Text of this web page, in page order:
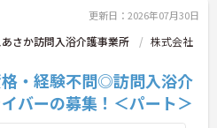
更新日：2026年07月30日
さか訪問入浴介護事業所
株式会社
格・経験不問◎訪問入浴介
バーの募集！＜パート＞